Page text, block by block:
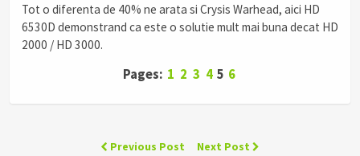
Tot o diferenta de 40% ne arata si Crysis Warhead, aici HD
6530D demonstrand ca este o solutie mult mai buna decat HD
2000 / HD 3000.
Pages: 1 2 3 4 5 6
Previous Post Next Post